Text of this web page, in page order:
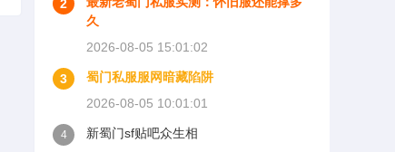
2
久
2026-08-05 15:01:02
3
蜀门私服服网暗藏陷阱
2026-08-05 10:01:01
4
新蜀门sf贴吧众生相